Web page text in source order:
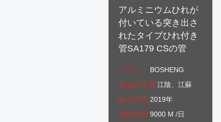
アルミニウムひれが
付いている突き出さ
れたタイプひれ付き
管SA179 CSの管
ブランド BOSHENG
製品の産地江陰、江蘇
納入時間 2019年
供給能力9000 M /日